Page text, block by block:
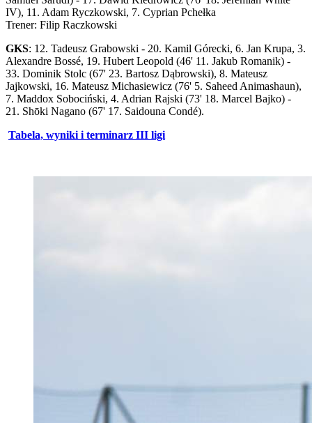
IV), 11. Adam Ryczkowski, 7. Cyprian Pchełka
Trener: Filip Raczkowski
GKS: 12. Tadeusz Grabowski - 20. Kamil Górecki, 6. Jan Krupa, 3.
Alexandre Bossé, 19. Hubert Leopold (46' 11. Jakub Romanik) -
33. Dominik Stolc (67' 23. Bartosz Dąbrowski), 8. Mateusz
Jajkowski, 16. Mateusz Michasiewicz (76' 5. Saheed Animashaun),
7. Maddox Sobociński, 4. Adrian Rajski (73' 18. Marcel Bajko) -
21. Shōki Nagano (67' 17. Saidouna Condé).
Tabela, wyniki i terminarz III ligi